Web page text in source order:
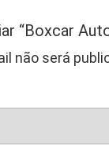
“Boxcar
não será